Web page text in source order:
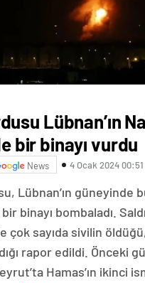
Lübnan’ın
bir binayı vurdu
News 4 Ocak 2024 00:51
Lübnan’ın güneyinde
binayı bombaladı.
çok sayıda sivilin
rapor edildi. Önceki
Hamas’ın ikinci